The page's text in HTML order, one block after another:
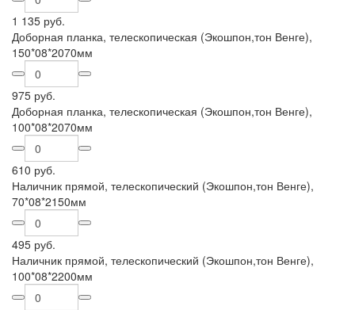
1 135 руб.
Доборная планка, телескопическая (Экошпон,тон Венге),
150*08*2070мм
975 руб.
Доборная планка, телескопическая (Экошпон,тон Венге),
100*08*2070мм
610 руб.
Наличник прямой, телескопический (Экошпон,тон Венге),
70*08*2150мм
495 руб.
Наличник прямой, телескопический (Экошпон,тон Венге),
100*08*2200мм